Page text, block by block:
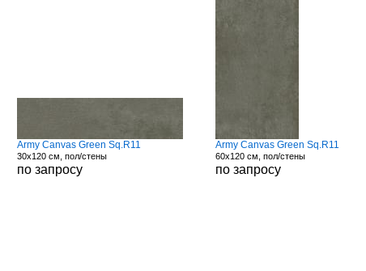
Army Canvas Green Sq.R11
30x120 см, пол/стены
по запросу
Army Canvas Green Sq.R11
60x120 см, пол/стены
по запросу